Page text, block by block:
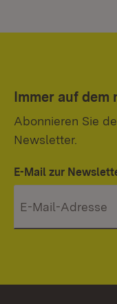
Immer auf dem
Abonnieren Sie
Newsletter.
E-Mail zur